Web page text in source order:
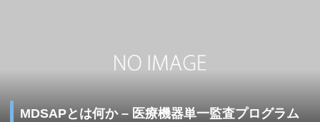
MDSAPとは何か – 医療機器単一監査プログラム